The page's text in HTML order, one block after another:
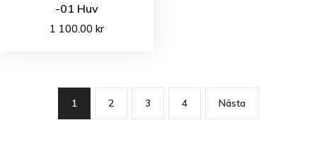
-01 Huv
1 100.00 kr
1 2 3 4 Nästa